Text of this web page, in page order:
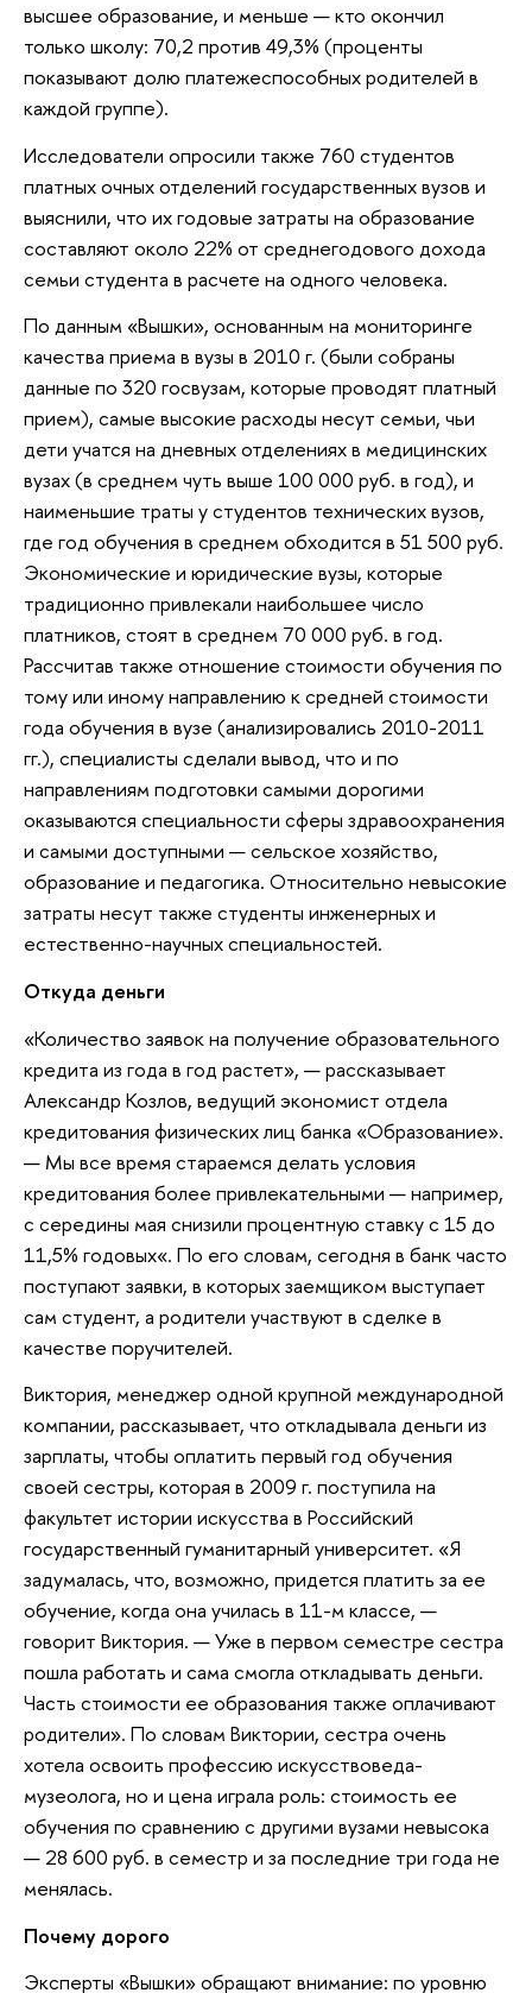
высшее образование, и меньше — кто окончил
только школу: 70,2 против 49,3% (проценты
показывают долю платежеспособных родителей в
каждой группе).
Исследователи опросили также 760 студентов
платных очных отделений государственных вузов и
выяснили, что их годовые затраты на образование
составляют около 22% от среднегодового дохода
семьи студента в расчете на одного человека.
По данным «Вышки», основанным на мониторинге
качества приема в вузы в 2010 г. (были собраны
данные по 320 госвузам, которые проводят платный
прием), самые высокие расходы несут семьи, чьи
дети учатся на дневных отделениях в медицинских
вузах (в среднем чуть выше 100 000 руб. в год), и
наименьшие траты у студентов технических вузов,
где год обучения в среднем обходится в 51 500 руб.
Экономические и юридические вузы, которые
традиционно привлекали наибольшее число
платников, стоят в среднем 70 000 руб. в год.
Рассчитав также отношение стоимости обучения по
тому или иному направлению к средней стоимости
года обучения в вузе (анализировались 2010-2011
гг.), специалисты сделали вывод, что и по
направлениям подготовки самыми дорогими
оказываются специальности сферы здравоохранения
и самыми доступными — сельское хозяйство,
образование и педагогика. Относительно невысокие
затраты несут также студенты инженерных и
естественно-научных специальностей.
Откуда деньги
«Количество заявок на получение образовательного
кредита из года в год растет», — рассказывает
Александр Козлов, ведущий экономист отдела
кредитования физических лиц банка «Образование».
— Мы все время стараемся делать условия
кредитования более привлекательными — например,
с середины мая снизили процентную ставку с 15 до
11,5% годовых«. По его словам, сегодня в банк часто
поступают заявки, в которых заемщиком выступает
сам студент, а родители участвуют в сделке в
качестве поручителей.
Виктория, менеджер одной крупной международной
компании, рассказывает, что откладывала деньги из
зарплаты, чтобы оплатить первый год обучения
своей сестры, которая в 2009 г. поступила на
факультет истории искусства в Российский
государственный гуманитарный университет. «Я
задумалась, что, возможно, придется платить за ее
обучение, когда она училась в 11-м классе, —
говорит Виктория. — Уже в первом семестре сестра
пошла работать и сама смогла откладывать деньги.
Часть стоимости ее образования также оплачивают
родители». По словам Виктории, сестра очень
хотела освоить профессию искусствоведа-
музеолога, но и цена играла роль: стоимость ее
обучения по сравнению с другими вузами невысока
— 28 600 руб. в семестр и за последние три года не
менялась.
Почему дорого
Эксперты «Вышки» обращают внимание: по уровню